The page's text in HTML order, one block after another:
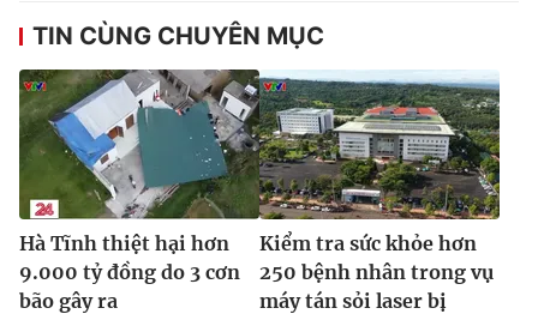
® Cấm sao chép dưới mọi hình thức nếu không có sự chấp
thuận bằng văn bản. Ghi rõ nguồn VTV.vn khi phát hành lại
thông tin từ website này.
TIN CÙNG CHUYÊN MỤC
Hà Tĩnh thiệt hại hơn
9.000 tỷ đồng do 3 cơn
bão gây ra
Kiểm tra sức khỏe hơn
250 bệnh nhân trong vụ
máy tán sỏi laser bị